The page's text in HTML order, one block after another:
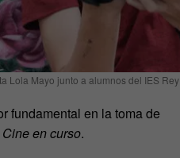
Lola Mayo junto a alumnos del IES
fundamental en la toma de
Cine en curso.